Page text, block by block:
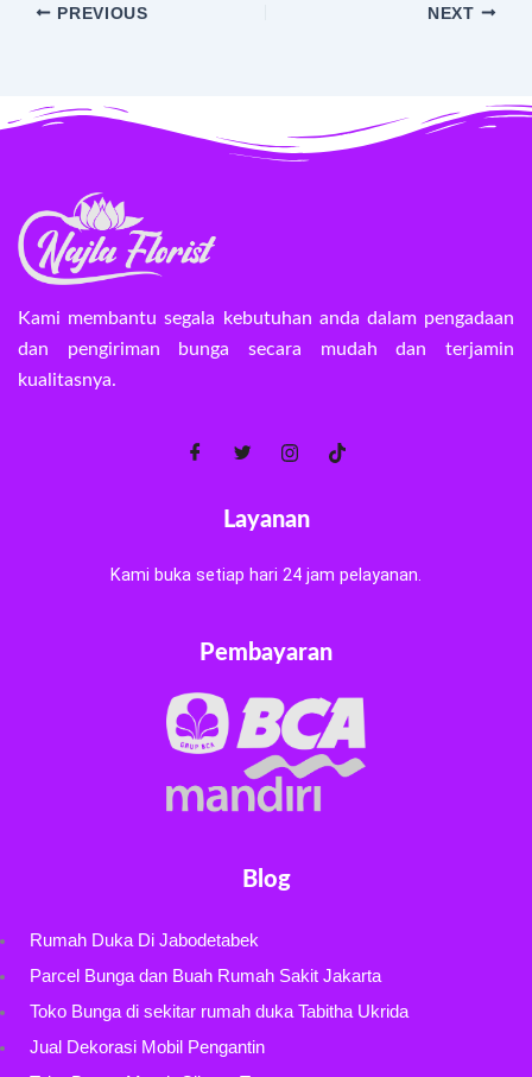
PREVIOUS NEXT
Kami membantu segala kebutuhan anda dalam pengadaan
dan pengiriman bunga secara mudah dan terjamin
kualitasnya.
Layanan
Kami buka setiap hari 24 jam pelayanan.
Pembayaran
Blog
Rumah Duka Di Jabodetabek
Parcel Bunga dan Buah Rumah Sakit Jakarta
Toko Bunga di sekitar rumah duka Tabitha Ukrida
Jual Dekorasi Mobil Pengantin